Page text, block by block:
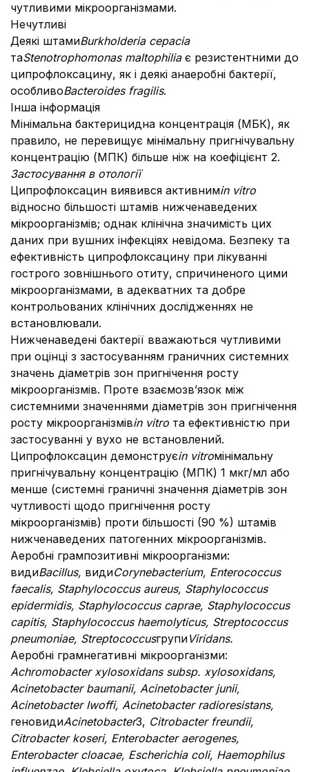
чутливими мікроорганізмами.
Нечутливі
Деякі штамиBurkholderia cepacia
таStenotrophomonas maltophiliaє резистентними до
ципрофлоксацину, як і деякі анаеробні бактерії,
особливоBacteroides fragilis.
Інша інформація
Мінімальна бактерицидна концентрація (МБК), як
правило, не перевищує мінімальну пригнічувальну
концентрацію (МПК) більше ніж на коефіцієнт 2.
Застосування в отології
Ципрофлоксацин виявився активнимin vitro
відносно більшості штамів нижченаведених
мікроорганізмів; однак клінічна значимість цих
даних при вушних інфекціях невідома. Безпеку та
ефективність ципрофлоксацину при лікуванні
гострого зовнішнього отиту, спричиненого цими
мікроорганізмами, в адекватних та добре
контрольованих клінічних дослідженнях не
встановлювали.
Нижченаведені бактерії вважаються чутливими
при оцінці з застосуванням граничних системних
значень діаметрів зон пригнічення росту
мікроорганізмів. Проте взаємозв’язок між
системними значеннями діаметрів зон пригнічення
росту мікроорганізмівin vitro та ефективністю при
застосуванні у вухо не встановлений.
Ципрофлоксацин демонструєin vitroмінімальну
пригнічувальну концентрацію (МПК) 1 мкг/мл або
менше (системні граничні значення діаметрів зон
чутливості щодо пригнічення росту
мікроорганізмів) проти більшості (90 %) штамів
нижченаведених патогенних мікроорганізмів.
Аеробні грампозитивні мікроорганізми:
видиBacillus, видиCorynebacterium, Enterococcus
faecalis, Staphylococcus aureus, Staphylococcus
epidermidis, Staphylococcus caprae, Staphylococcus
capitis, Staphylococcus haemolyticus, Streptococcus
pneumoniaе, StreptococcusгрупиViridans.
Аеробні грамнегативні мікроорганізми:
Achromobacter xylosoxidans subsp. хylosoxidans,
Acinetobacter baumanii, Acinetobacter junii,
Acinetobacter Iwoffi, Acinetobacter radioresistans,
геновидиAcinetobacter3, Citrobacter freundii,
Citrobacter koseri, Enterobacter aerogenes,
Enterobacter cloacae, Escherichia coli, Haemophilus